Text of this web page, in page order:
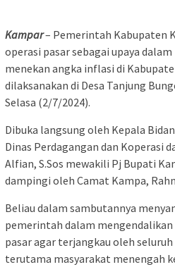
Kampar– Pemerintah Kabupaten
operasi pasar sebagai upaya
menekan angka inflasi di
dilaksanakan di Desa Tanjung
Selasa (2/7/2024).
Dibuka langsung oleh Kepala
Dinas Perdagangan dan Koperasi
Alfian, S.Sos mewakili Pj Bupati
dampingi oleh Camat Kampa,
Beliau dalam sambutannya
pemerintah dalam
pasar agar terjangkau oleh
terutama masyarakat menengah